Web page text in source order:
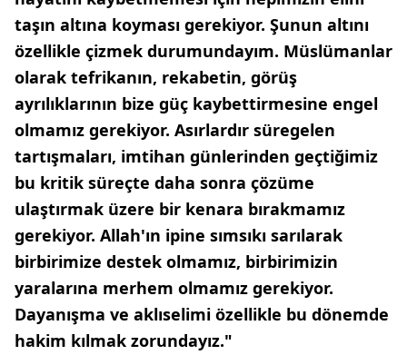
taşın altına koyması gerekiyor. Şunun altını
özellikle çizmek durumundayım. Müslümanlar
olarak tefrikanın, rekabetin, görüş
ayrılıklarının bize güç kaybettirmesine engel
olmamız gerekiyor. Asırlardır süregelen
tartışmaları, imtihan günlerinden geçtiğimiz
bu kritik süreçte daha sonra çözüme
ulaştırmak üzere bir kenara bırakmamız
gerekiyor. Allah'ın ipine sımsıkı sarılarak
birbirimize destek olmamız, birbirimizin
yaralarına merhem olmamız gerekiyor.
Dayanışma ve aklıselimi özellikle bu dönemde
hakim kılmak zorundayız."